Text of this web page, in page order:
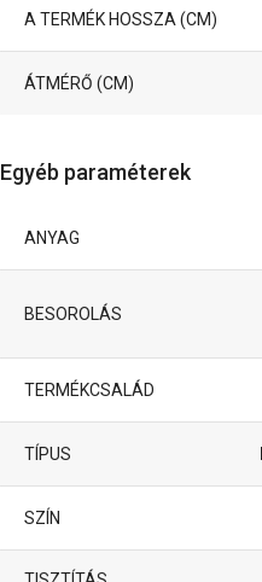
A TERMÉK HOSSZA (CM)
ÁTMÉRŐ (CM)
Egyéb paraméterek
ANYAG
BESOROLÁS
TERMÉKCSALÁD
TÍPUS
SZÍN